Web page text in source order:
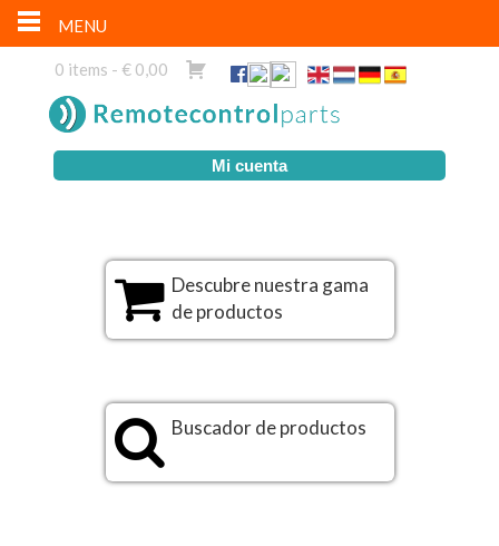
0 items - € 0,00
Mi cuenta
Descubre nuestra gama
de productos
Buscador de productos
MENU